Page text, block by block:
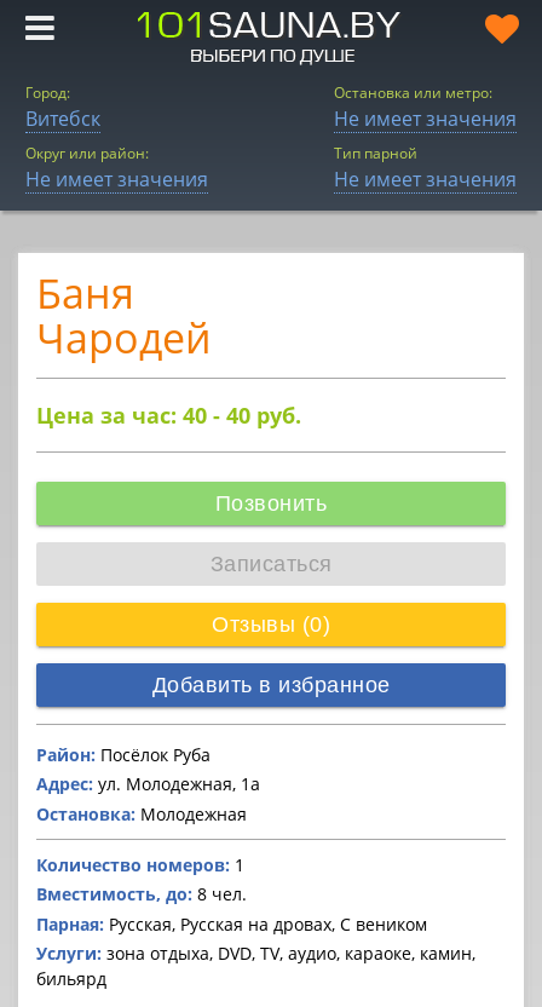
Город:
Витебск
Округ или район:
Не имеет значения
Остановка или метро:
Не имеет значения
Тип парной
Не имеет значения
Баня
Чародей
Цена за час: 40 - 40 руб.
Позвонить
Записаться
Отзывы (0)
Добавить в избранное
Район: Посёлок Руба
Адрес: ул. Молодежная, 1а
Остановка: Молодежная
Количество номеров: 1
Вместимость, до: 8 чел.
Парная: Русская, Русская на дровах, С веником
Услуги: зона отдыха, DVD, TV, аудио, караоке, камин,
бильярд